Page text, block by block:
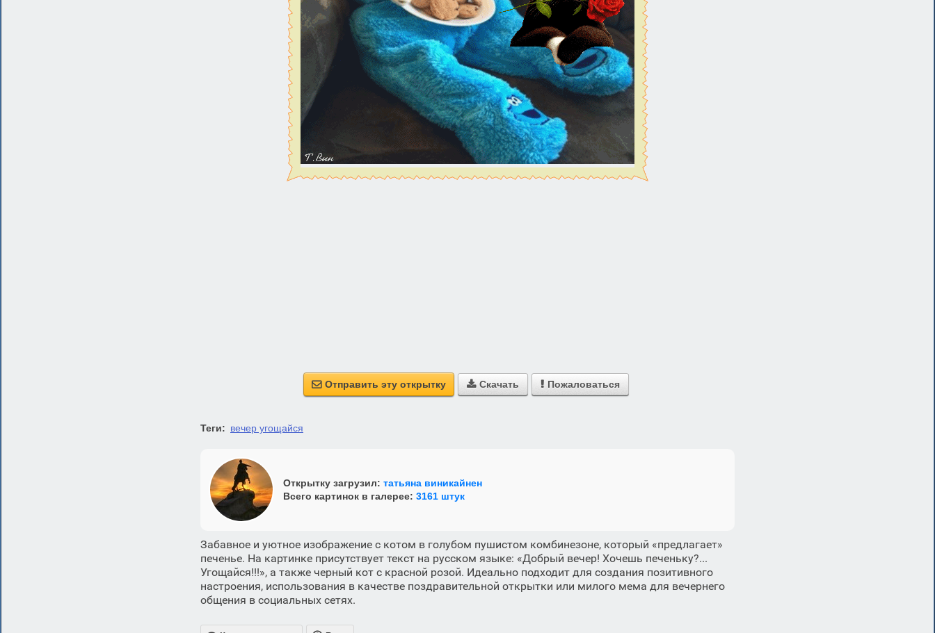
 Отправить эту открытку  Скачать  Пожаловаться
Теги: вечер угощайся
Открытку загрузил: татьяна виникайнен
Всего картинок в галерее: 3161 штук
Забавное и уютное изображение с котом в голубом пушистом комбинезоне, который «предлагает»
печенье. На картинке присутствует текст на русском языке: «Добрый вечер! Хочешь печеньку?...
Угощайся!!!», а также черный кот с красной розой. Идеально подходит для создания позитивного
настроения, использования в качестве поздравительной открытки или милого мема для вечернего
общения в социальных сетях.